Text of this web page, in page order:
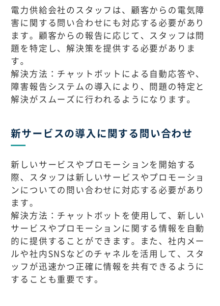
電力供給会社のスタッフは、顧客からの電気障
害に関する問い合わせにも対応する必要があり
ます。顧客からの報告に応じて、スタッフは問
題を特定し、解決策を提供する必要がありま
す。
解決方法：チャットボットによる自動応答や、
障害報告システムの導入により、問題の特定と
解決がスムーズに行われるようになります。
新サービスの導入に関する問い合わせ
新しいサービスやプロモーションを開始する
際、スタッフは新しいサービスやプロモーショ
ンについての問い合わせに対応する必要があり
ます。
解決方法：チャットボットを使用して、新しい
サービスやプロモーションに関する情報を自動
的に提供することができます。また、社内メー
ルや社内SNSなどのチャネルを活用して、スタ
ッフが迅速かつ正確に情報を共有できるように
することも重要です。